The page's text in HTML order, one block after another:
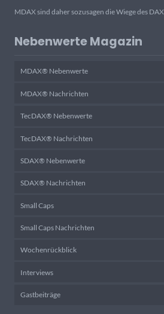
MDAX sind daher sozusagen die Wiege des DAX.
Nebenwerte Magazin
MDAX® Nebenwerte
MDAX® Nachrichten
TecDAX® Nebenwerte
TecDAX® Nachrichten
SDAX® Nebenwerte
SDAX® Nachrichten
Small Caps
Small Caps Nachrichten
Wochenrückblick
Interviews
Gastbeiträge